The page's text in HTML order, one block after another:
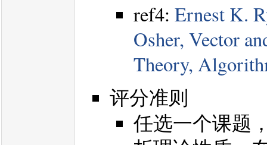
ref4: Ernest K.
Osher, Vector
Theory,
评分准则
任选一个课题